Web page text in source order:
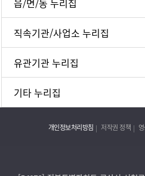
읍/면/동 누리집
직속기관/사업소 누리집
유관기관 누리집
기타 누리집
개인정보처리방침 저작권 정책